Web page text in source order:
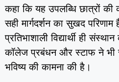
कहा कि यह उपलब्धि छात्रों
सही मार्गदर्शन का सुखद
प्रतिभाशाली विद्यार्थी ही
कॉलेज प्रबंधन और स्टाफ ने भी
भविष्य की कामना की है।